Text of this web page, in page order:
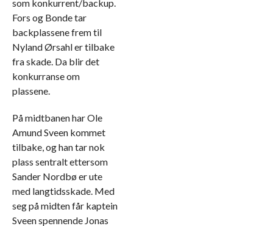
som konkurrent/backup.
Fors og Bonde tar
backplassene frem til
Nyland Ørsahl er tilbake
fra skade. Da blir det
konkurranse om
plassene.
På midtbanen har Ole
Amund Sveen kommet
tilbake, og han tar nok
plass sentralt ettersom
Sander Nordbø er ute
med langtidsskade. Med
seg på midten får kaptein
Sveen spennende Jonas